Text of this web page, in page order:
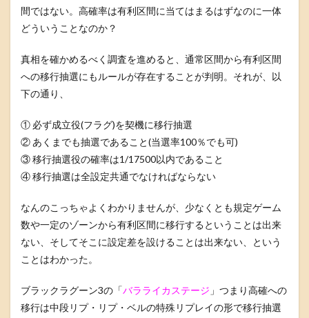
間ではない。高確率は有利区間に当てはまるはずなのに一体
どういうことなのか？
真相を確かめるべく調査を進めると、通常区間から有利区間
への移行抽選にもルールが存在することが判明。それが、以
下の通り、
① 必ず成立役(フラグ)を契機に移行抽選
② あくまでも抽選であること(当選率100％でも可)
③ 移行抽選役の確率は1/17500以内であること
④ 移行抽選は全設定共通でなければならない
なんのこっちゃよくわかりませんが、少なくとも規定ゲーム
数や一定のゾーンから有利区間に移行するということは出来
ない、そしてそこに設定差を設けることは出来ない、という
ことはわかった。
ブラックラグーン3の「バラライカステージ 」つまり高確への
移行は中段リプ・リプ・ベルの特殊リプレイの形で移行抽選